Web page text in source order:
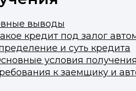
выводы
кредит под залог
и суть кредита
условия получения
к заемщику и